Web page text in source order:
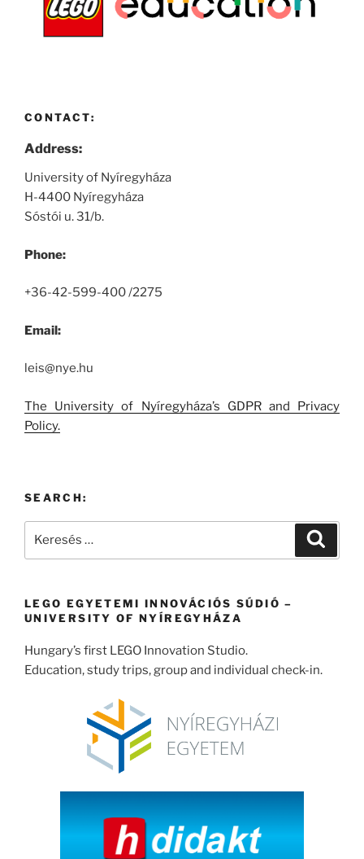
CONTACT:
Address:
University of Nyíregyháza
H-4400 Nyíregyháza
Sóstói u. 31/b.
Phone:
+36-42-599-400 /2275
Email:
leis@nye.hu
The University of Nyíregyháza’s GDPR and Privacy
Policy.
SEARCH:
LEGO EGYETEMI INNOVÁCIÓS SÚDIÓ –
UNIVERSITY OF NYÍREGYHÁZA
Hungary’s first LEGO Innovation Studio.
Education, study trips, group and individual check-in.